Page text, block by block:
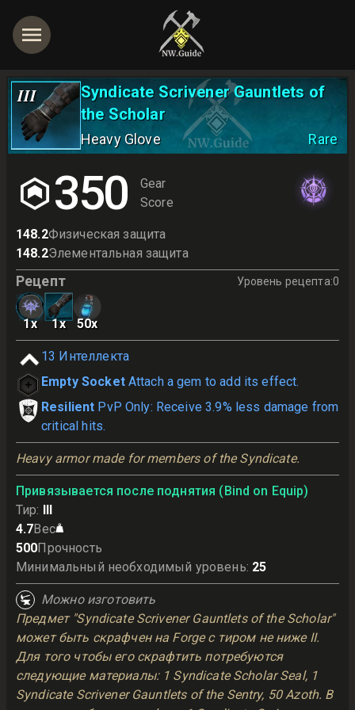
III
Syndicate Scrivener Gauntlets of
the Scholar
Heavy Glove Rare
350
Gear
Score
148.2Физическая защита
148.2Элементальная защита
Рецепт Уровень рецепта:0
1x 1x 50x
13 Интеллекта
Empty Socket Attach a gem to add its effect.
Resilient PvP Only: Receive 3.9% less damage from
critical hits.
Heavy armor made for members of the Syndicate.
Привязывается после поднятия (Bind on Equip)
Тир: III
4.7Вес
500Прочность
Минимальный необходимый уровень: 25
Можно изготовить
Предмет "Syndicate Scrivener Gauntlets of the Scholar"
может быть скрафчен на Forge с тиром не ниже II.
Для того чтобы его скрафтить потребуются
следующие материалы: 1 Syndicate Scholar Seal, 1
Syndicate Scrivener Gauntlets of the Sentry, 50 Azoth. В